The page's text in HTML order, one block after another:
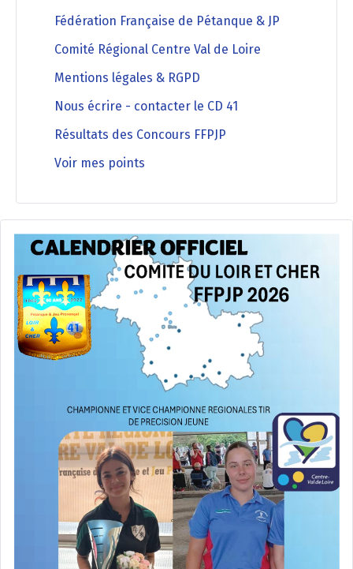
Fédération Française de Pétanque & JP
Comité Régional Centre Val de Loire
Mentions légales & RGPD
Nous écrire - contacter le CD 41
Résultats des Concours FFPJP
Voir mes points